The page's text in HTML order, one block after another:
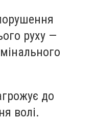
руху —
до
волі.